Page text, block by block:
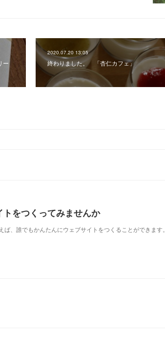
ー
2020.07.20 13:05
終わりました。 「杏仁カフェ」
トをつくってみませんか
ば、誰でもかんたんにウェブサイトをつくることができます。